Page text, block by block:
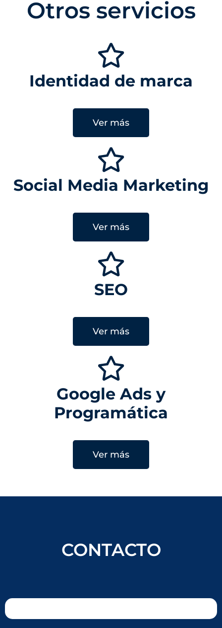
Otros servicios
Identidad de marca
Ver más
Social Media Marketing
Ver más
SEO
Ver más
Google Ads y
Programática
Ver más
CONTACTO